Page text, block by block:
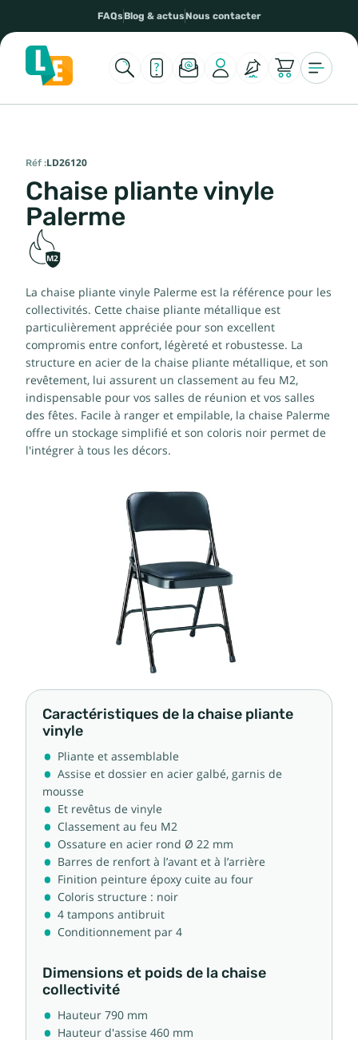
FAQsBlog & actusNous contacter
Réf :LD26120
Chaise pliante vinyle
Palerme
M2
La chaise pliante vinyle Palerme est la référence pour les
collectivités. Cette chaise pliante métallique est
particulièrement appréciée pour son excellent
compromis entre confort, légèreté et robustesse. La
structure en acier de la chaise pliante métallique, et son
revêtement, lui assurent un classement au feu M2,
indispensable pour vos salles de réunion et vos salles
des fêtes. Facile à ranger et empilable, la chaise Palerme
offre un stockage simplifié et son coloris noir permet de
l'intégrer à tous les décors.
Caractéristiques de la chaise pliante
vinyle
Pliante et assemblable
Assise et dossier en acier galbé, garnis de
mousse
Et revêtus de vinyle
Classement au feu M2
Ossature en acier rond Ø 22 mm
Barres de renfort à l’avant et à l’arrière
Finition peinture époxy cuite au four
Coloris structure : noir
4 tampons antibruit
Conditionnement par 4
Dimensions et poids de la chaise
collectivité
Hauteur 790 mm
Hauteur d'assise 460 mm